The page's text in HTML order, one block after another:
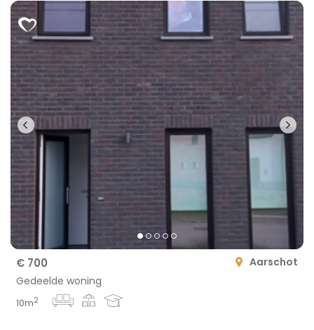
€ 700
Aarschot
Gedeelde woning
10m2